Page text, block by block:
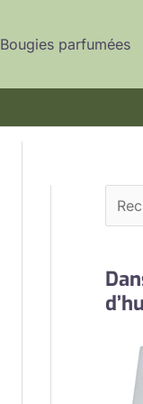
Bougies parfumées
e
e
c
r